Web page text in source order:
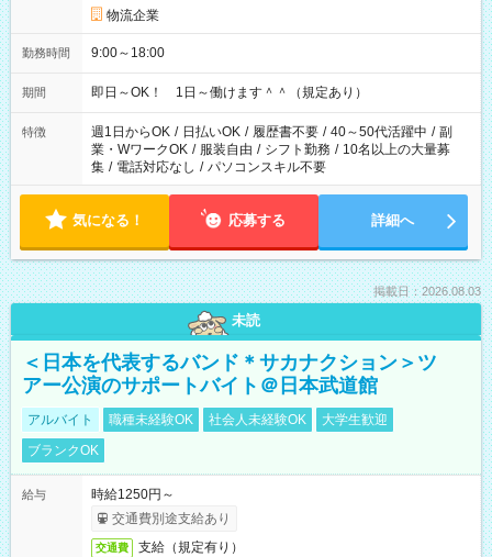
物流企業
勤務時間 9:00～18:00
期間 即日～OK！ 1日～働けます＾＾（規定あり）
特徴 週1日からOK / 日払いOK / 履歴書不要 / 40～50代活躍中 / 副
業・WワークOK / 服装自由 / シフト勤務 / 10名以上の大量募
集 / 電話対応なし / パソコンスキル不要
気になる！ 応募する 詳細へ
掲載日：2026.08.03
未読
＜日本を代表するバンド＊サカナクション＞ツ
アー公演のサポートバイト＠日本武道館
アルバイト 職種未経験OK 社会人未経験OK
大学生歓迎
ブランクOK
給与
時給1250円～
交通費別途支給あり
交通費 支給（規定有り）